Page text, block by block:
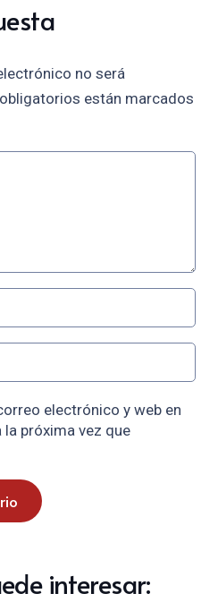
no será
están marcados
electrónico y web en
próxima vez que
interesar: